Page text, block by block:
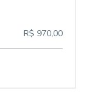
R$ 970,00